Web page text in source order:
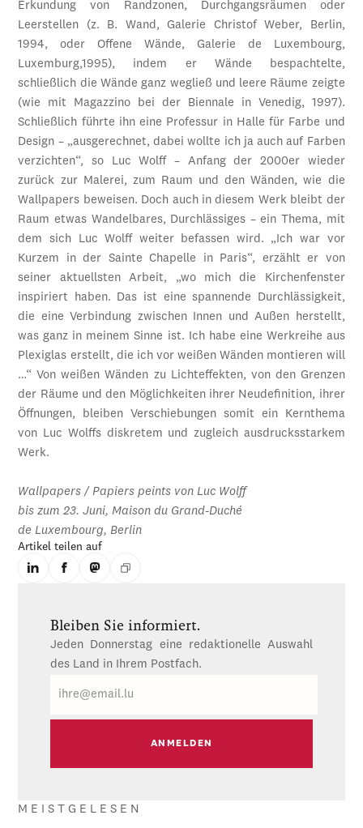
Erkundung von Randzonen, Durchgangsräumen oder
Leerstellen (z. B. Wand, Galerie Christof Weber, Berlin,
1994, oder Offene Wände, Galerie de Luxembourg,
Luxemburg,1995), indem er Wände bespachtelte,
schließlich die Wände ganz wegließ und leere Räume zeigte
(wie mit Magazzino bei der Biennale in Venedig, 1997).
Schließlich führte ihn eine Professur in Halle für Farbe und
Design – „ausgerechnet, dabei wollte ich ja auch auf Farben
verzichten“, so Luc Wolff – Anfang der 2000er wieder
zurück zur Malerei, zum Raum und den Wänden, wie die
Wallpapers beweisen. Doch auch in diesem Werk bleibt der
Raum etwas Wandelbares, Durchlässiges – ein Thema, mit
dem sich Luc Wolff weiter befassen wird. „Ich war vor
Kurzem in der Sainte Chapelle in Paris“, erzählt er von
seiner aktuellsten Arbeit, „wo mich die Kirchenfenster
inspiriert haben. Das ist eine spannende Durchlässigkeit,
die eine Verbindung zwischen Innen und Außen herstellt,
was ganz in meinem Sinne ist. Ich habe eine Werkreihe aus
Plexiglas erstellt, die ich vor weißen Wänden montieren will
…“ Von weißen Wänden zu Lichteffekten, von den Grenzen
der Räume und den Möglichkeiten ihrer Neudefinition, ihrer
Öffnungen, bleiben Verschiebungen somit ein Kernthema
von Luc Wolffs diskretem und zugleich ausdrucksstarkem
Werk.
Wallpapers / Papiers peints von Luc Wolff
bis zum 23. Juni, Maison du Grand-Duché
de Luxembourg, Berlin
Artikel teilen auf
Bleiben Sie informiert.
Jeden Donnerstag eine redaktionelle Auswahl
des Land in Ihrem Postfach.
Mail
MEISTGELESEN